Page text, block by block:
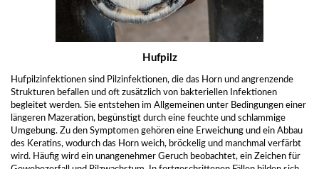
Hufpilz
Hufpilzinfektionen sind Pilzinfektionen, die das Horn und angrenzende
Strukturen befallen und oft zusätzlich von bakteriellen Infektionen
begleitet werden. Sie entstehen im Allgemeinen unter Bedingungen einer
längeren Mazeration, begünstigt durch eine feuchte und schlammige
Umgebung. Zu den Symptomen gehören eine Erweichung und ein Abbau
des Keratins, wodurch das Horn weich, bröckelig und manchmal verfärbt
wird. Häufig wird ein unangenehmer Geruch beobachtet, ein Zeichen für